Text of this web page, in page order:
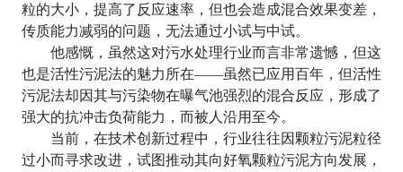
粒的大小，提高了反应速率，但也会造成混合效果变差，
传质能力减弱的问题，无法通过小试与中试。
他感慨，虽然这对污水处理行业而言非常遗憾，但这
也是活性污泥法的魅力所在——虽然已应用百年，但活性
污泥法却因其与污染物在曝气池强烈的混合反应，形成了
强大的抗冲击负荷能力，而被人沿用至今。
当前，在技术创新过程中，行业往往因颗粒污泥粒径
过小而寻求改进，试图推动其向好氧颗粒污泥方向发展，